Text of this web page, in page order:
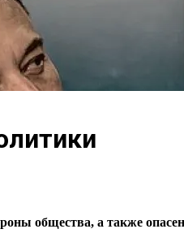
общества, а также